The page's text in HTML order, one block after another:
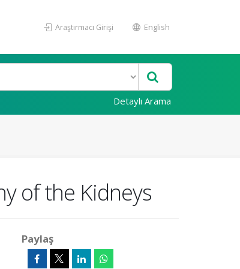
Araştırmacı Girişi English
Detaylı Arama
of the Kidneys
Paylaş